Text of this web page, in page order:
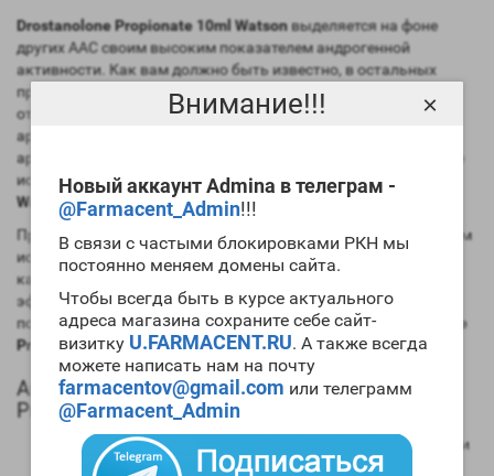
Внимание!!!
Новый аккаунт Admina в телеграм -
@Farmacent_Admin!!!
В связи с частыми блокировками РКН мы
постоянно меняем домены сайта.
Чтобы всегда быть в курсе актуального
адреса магазина сохраните себе сайт-
визитку U.FARMACENT.RU. А также всегда
можете написать нам на почту
farmacentov@gmail.com или телеграмм
@Farmacent_Admin
×
Drostanolone Propionate 10ml Watsonвыделяется на фоне
других ААС своим высоким показателем андрогенной
активности. Как вам должно быть известно, в остальных
препаратах этот параметр сравнительно невысок. Также
отметим и способность мастерона замедлять процесс
ароматизации, выступая на курсе в качестве ингибитора
ароматазы. Этот факт могут подтвердить не только научные
исследования, но иотзывы Drostanolone Propionate 10ml
Watson.
Препарат весьма популярен среди культуристов и в основном
используется во время сушки для защиты мускулов от
катаболических процессов. Кроме этого препарат весьма
эффективен и для увеличения силовых параметров. Именно
по этим причинам многие билдеры хотяткупить Drostanolone
Propionate 10ml Watson.
Анаболический профиль Drostanolone
Propionate 10ml Watson
Анаболическая активность – 40 процентов в сравнении
мужским гормоном;